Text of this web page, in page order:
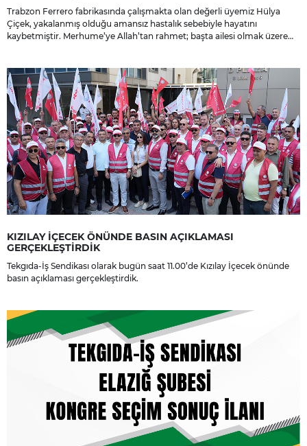
Trabzon Ferrero fabrikasında çalışmakta olan değerli üyemiz Hülya
Çiçek, yakalanmış olduğu amansız hastalık sebebiyle hayatını
kaybetmiştir. Merhume’ye Allah’tan rahmet; başta ailesi olmak üzere
KIZILAY İÇECEK ÖNÜNDE BASIN AÇIKLAMASI
GERÇEKLEŞTİRDİK
Tekgıda-İş Sendikası olarak bugün saat 11.00’de Kızılay İçecek önünde
basın açıklaması gerçekleştirdik.